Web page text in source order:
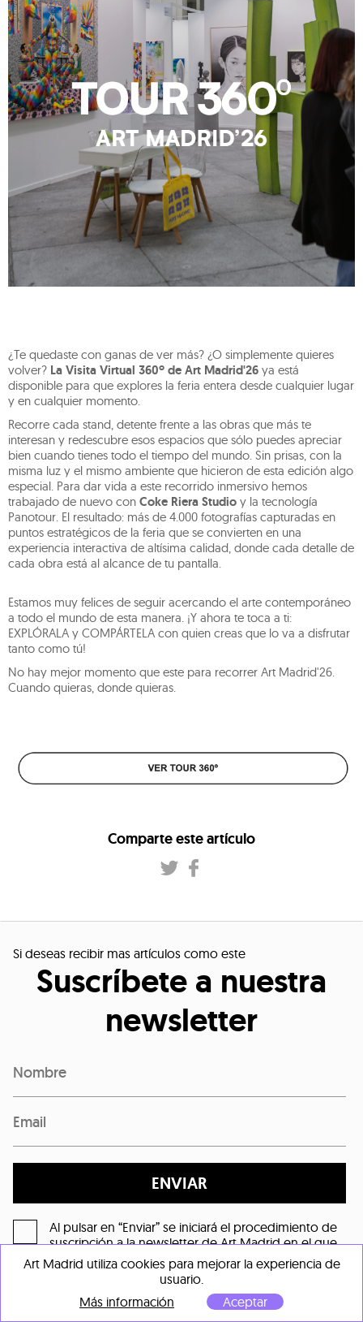
¿Te quedaste con ganas de ver más? ¿O simplemente quieres
volver? La Visita Virtual 360º de Art Madrid'26 ya está
disponible para que explores la feria entera desde cualquier lugar
y en cualquier momento.
Recorre cada stand, detente frente a las obras que más te
interesan y redescubre esos espacios que sólo puedes apreciar
bien cuando tienes todo el tiempo del mundo. Sin prisas, con la
misma luz y el mismo ambiente que hicieron de esta edición algo
especial. Para dar vida a este recorrido inmersivo hemos
trabajado de nuevo con Coke Riera Studio y la tecnología
Panotour. El resultado: más de 4.000 fotografías capturadas en
puntos estratégicos de la feria que se convierten en una
experiencia interactiva de altísima calidad, donde cada detalle de
cada obra está al alcance de tu pantalla.
Estamos muy felices de seguir acercando el arte contemporáneo
a todo el mundo de esta manera. ¡Y ahora te toca a ti:
EXPLÓRALA y COMPÁRTELA con quien creas que lo va a disfrutar
tanto como tú!
No hay mejor momento que este para recorrer Art Madrid'26.
Cuando quieras, donde quieras.
Comparte este artículo
Si deseas recibir mas artículos como este
Suscríbete a nuestra
newsletter
ENVIAR
Al pulsar en “Enviar” se iniciará el procedimiento de
suscripción a la newsletter de Art Madrid en el que
se recabará su consentimiento expreso para el
tratamiento de sus datos personales conforme a
"Política de privacidad"
Art Madrid utiliza cookies para mejorar la experiencia de
usuario.
Más información
Aceptar